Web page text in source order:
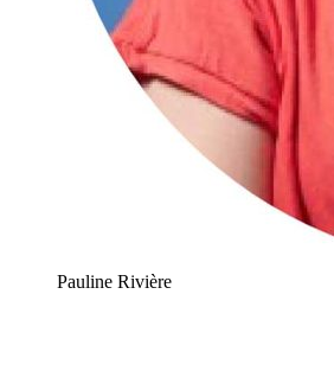
Pauline Rivière